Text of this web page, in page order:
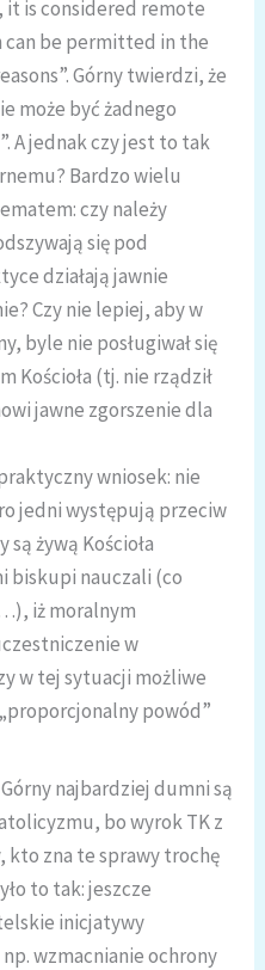
is considered remote
be permitted in the
Górny twierdzi, że
może być żadnego
A jednak czy jest to tak
Bardzo wielu
czy należy
się pod
działają jawnie
Czy nie lepiej, aby w
byle nie posługiwał się
(tj. nie rządził
jawne zgorszenie dla
wniosek: nie
jedni występują przeciw
są żywą Kościoła
biskupi nauczali (co
iż moralnym
w
w tej sytuacji możliwe
powód”
najbardziej dumni są
bo wyrok TK z
kto zna te sprawy trochę
to tak: jeszcze
inicjatywy
wzmacnianie ochrony